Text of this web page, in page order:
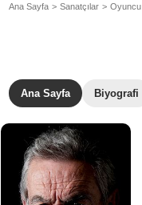
Ana Sayfa Sanatçılar Oyuncu
Ana Sayfa Biyografi